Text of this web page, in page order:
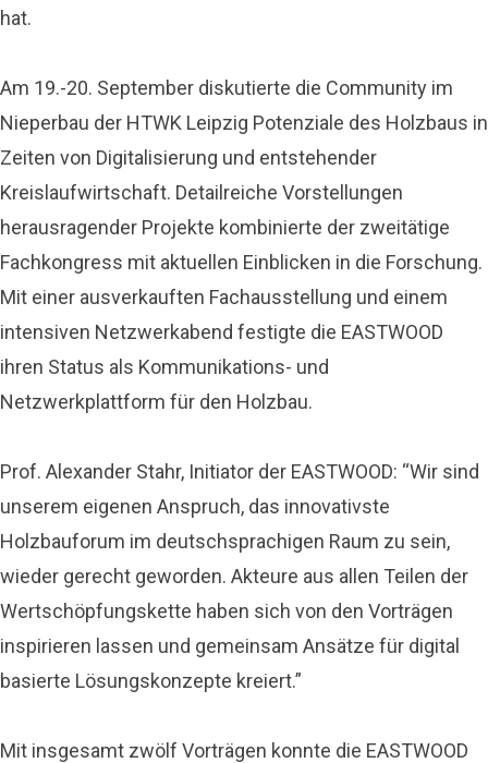
hat.
Am 19.-20. September diskutierte die Community im
Nieperbau der HTWK Leipzig Potenziale des Holzbaus in
Zeiten von Digitalisierung und entstehender
Kreislaufwirtschaft. Detailreiche Vorstellungen
herausragender Projekte kombinierte der zweitätige
Fachkongress mit aktuellen Einblicken in die Forschung.
Mit einer ausverkauften Fachausstellung und einem
intensiven Netzwerkabend festigte die EASTWOOD
ihren Status als Kommunikations- und
Netzwerkplattform für den Holzbau.
Prof. Alexander Stahr, Initiator der EASTWOOD: “Wir sind
unserem eigenen Anspruch, das innovativste
Holzbauforum im deutschsprachigen Raum zu sein,
wieder gerecht geworden. Akteure aus allen Teilen der
Wertschöpfungskette haben sich von den Vorträgen
inspirieren lassen und gemeinsam Ansätze für digital
basierte Lösungskonzepte kreiert.”
Mit insgesamt zwölf Vorträgen konnte die EASTWOOD